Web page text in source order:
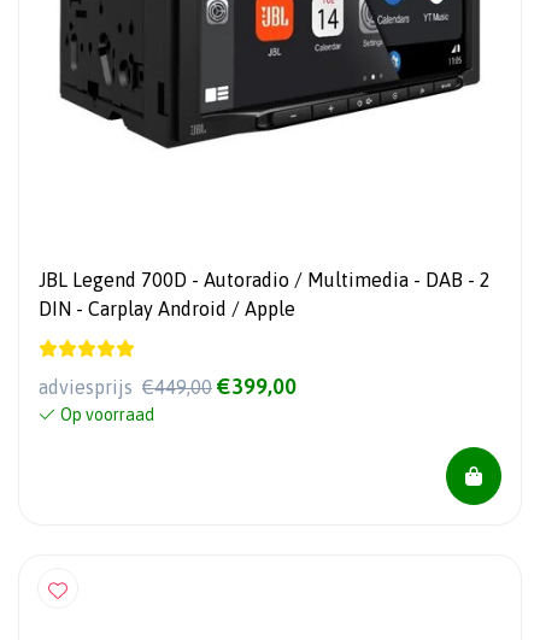
JBL Legend 700D - Autoradio / Multimedia - DAB - 2
DIN - Carplay Android / Apple
adviesprijs €449,00 €399,00
Op voorraad